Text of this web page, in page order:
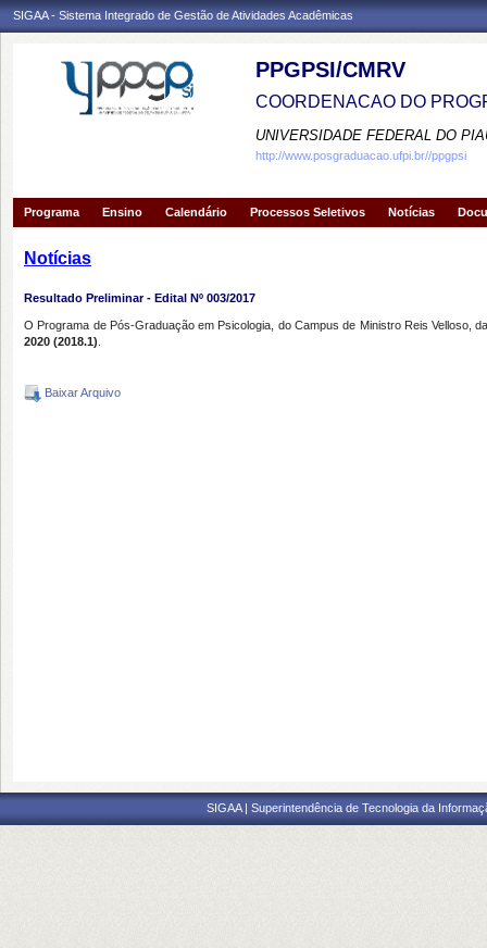
SIGAA - Sistema Integrado de Gestão de Atividades Acadêmicas
PPGPSI/CMRV
COORDENACAO DO
UNIVERSIDADE FEDERAL DO
http://www.posgraduacao.ufpi.br//ppgpsi
Programa Ensino Calendário Processos Seletivos Notícias
Notícias
Resultado Preliminar - Edital Nº 003/2017
O Programa de Pós-Graduação em Psicologia, do Campus de Ministro Reis
2020 (2018.1)
Baixar Arquivo
SIGAA | Superintendência de Tecnologia da